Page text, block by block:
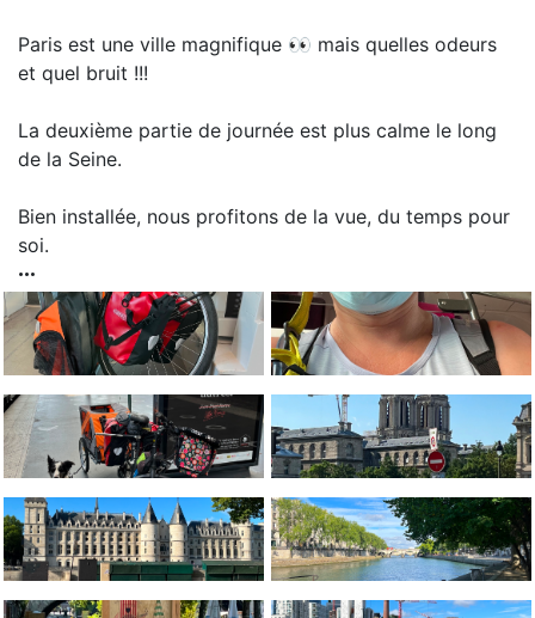
Paris est une ville magnifique 👀 mais quelles odeurs
et quel bruit !!!
La deuxième partie de journée est plus calme le long
de la Seine.
Bien installée, nous profitons de la vue, du temps pour
soi.